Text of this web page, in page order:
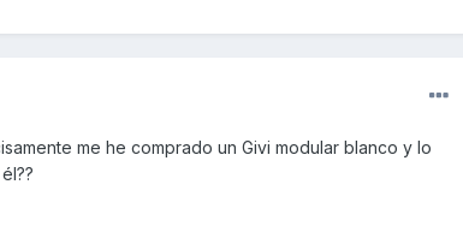
me he comprado un Givi modular blanco y lo